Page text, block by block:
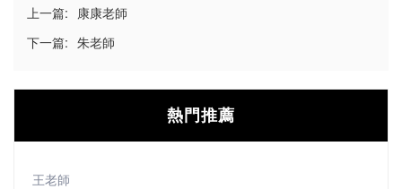
上一篇: 康康老師
下一篇: 朱老師
熱門推薦
王老師